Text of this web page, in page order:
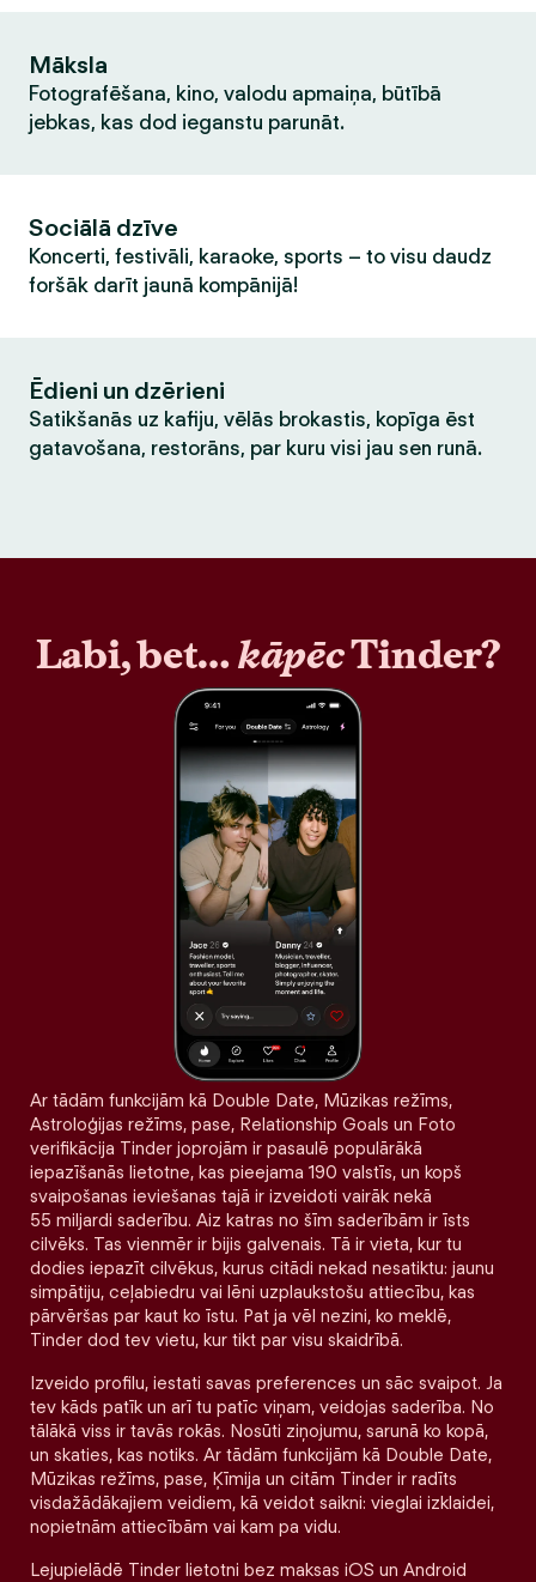
Māksla
Fotografēšana, kino, valodu apmaiņa, būtībā
jebkas, kas dod ieganstu parunāt.
Sociālā dzīve
Koncerti, festivāli, karaoke, sports – to visu daudz
foršāk darīt jaunā kompānijā!
Ēdieni un dzērieni
Satikšanās uz kafiju, vēlās brokastis, kopīga ēst
gatavošana, restorāns, par kuru visi jau sen runā.
Labi, bet…kāpēcTinder?
Ar tādām funkcijām kā Double Date, Mūzikas režīms,
Astroloģijas režīms, pase, Relationship Goals un Foto
verifikācija Tinder joprojām ir pasaulē populārākā
iepazīšanās lietotne, kas pieejama 190 valstīs, un kopš
svaipošanas ieviešanas tajā ir izveidoti vairāk nekā
55 miljardi saderību. Aiz katras no šīm saderībām ir īsts
cilvēks. Tas vienmēr ir bijis galvenais. Tā ir vieta, kur tu
dodies iepazīt cilvēkus, kurus citādi nekad nesatiktu: jaunu
simpātiju, ceļabiedru vai lēni uzplaukstošu attiecību, kas
pārvēršas par kaut ko īstu. Pat ja vēl nezini, ko meklē,
Tinder dod tev vietu, kur tikt par visu skaidrībā.
Izveido profilu, iestati savas preferences un sāc svaipot. Ja
tev kāds patīk un arī tu patīc viņam, veidojas saderība. No
tālākā viss ir tavās rokās. Nosūti ziņojumu, sarunā ko kopā,
un skaties, kas notiks. Ar tādām funkcijām kā Double Date,
Mūzikas režīms, pase, Ķīmija un citām Tinder ir radīts
visdažādākajiem veidiem, kā veidot saikni: vieglai izklaidei,
nopietnām attiecībām vai kam pa vidu.
Lejupielādē Tinder lietotni bez maksas iOS un Android